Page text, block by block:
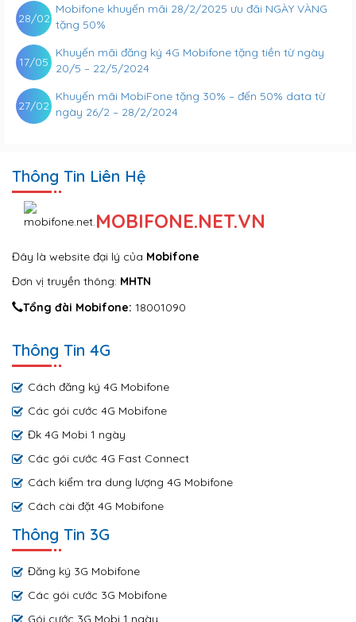
Mobifone khuyến mãi 28/2/2025 ưu đãi NGÀY VÀNG
tặng 50%
28/02
Khuyến mãi đăng ký 4G Mobifone tặng tiền từ ngày
20/5 – 22/5/2024
17/05
Khuyến mãi MobiFone tặng 30% – đến 50% data từ
ngày 26/2 – 28/2/2024
27/02
Thông Tin Liên Hệ
MOBIFONE.NET.VN
Đây là website đại lý của Mobifone
Đơn vị truyền thông: MHTN
Tổng đài Mobifone: 18001090
Thông Tin 4G
Cách đăng ký 4G Mobifone
Các gói cước 4G Mobifone
Đk 4G Mobi 1 ngày
Các gói cước 4G Fast Connect
Cách kiểm tra dung lượng 4G Mobifone
Cách cài đặt 4G Mobifone
Thông Tin 3G
Đăng ký 3G Mobifone
Các gói cước 3G Mobifone
Gói cước 3G Mobi 1 ngày